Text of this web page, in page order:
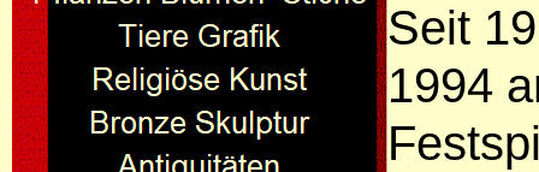
Seit
1994